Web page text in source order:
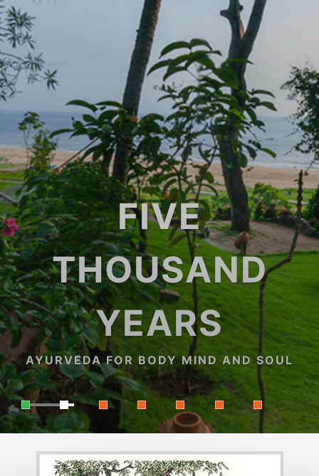
FIVE
THOUSAND
YEARS
AYURVEDA FOR BODY MIND AND SOUL